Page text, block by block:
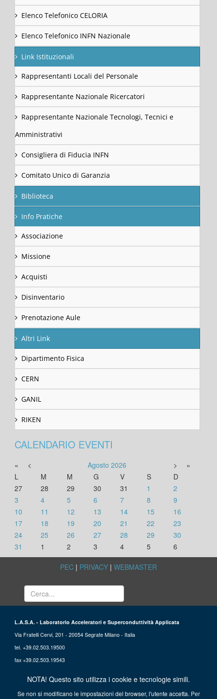
Elenco Telefonico CELORIA
Elenco Telefonico INFN Nazionale
Link Istituzionali
Rappresentanti Locali del Personale
Rappresentante Nazionale Ricercatori
Rappresentante Nazionale Tecnologi, Tecnici e
Amministrativi
Consigliera di Fiducia INFN
Comitato Unico di Garanzia
Biblioteca
Info Pratiche
Associazione
Missione
Acquisti
Disinventario
Prenotazione Aule
Altri Link
Dipartimento Fisica
CERN
GANIL
RIKEN
CALENDARIO EVENTI
« < Agosto 2026 >
»
L
M M G V S
D
27
28 29 30 31 1
2
3
4 5 6 7 8
9
10
11 12 13 14 15
16
17
18 19 20 21 22
23
24
25 26 27 28 29
30
31
1 2 3 4 5 6
PEC | PRIVACY | WEBMASTER
L.A.S.A. - Laboratorio Acceleratori e Superconduttività Applicata
Via Fratelli Cervi, 201 - 20054 Segrate Milano - Italia
tel. +39.02.503.19500
fax +39.02.503.19543
NOTA! Questo sito utilizza i cookie e tecnologie simili.
Se non si modificano le impostazioni del browser, l'utente accetta. Per